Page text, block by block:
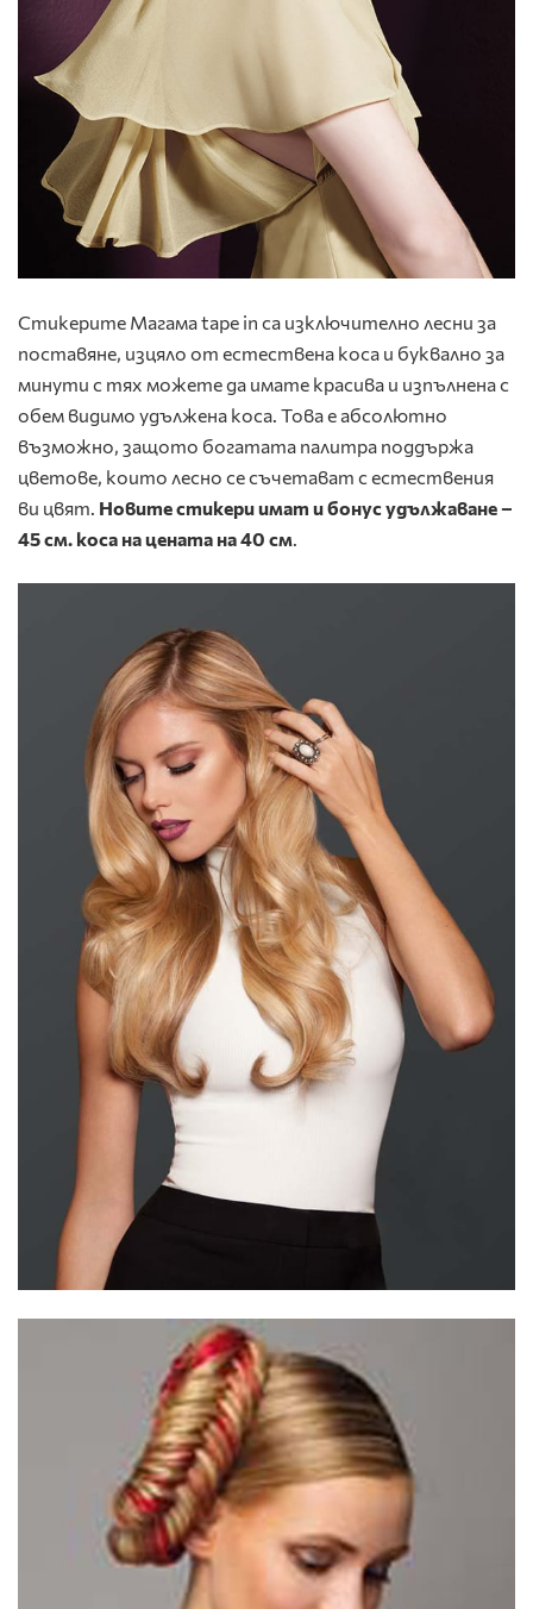
Стикерите Магама tape in са изключително лесни за
поставяне, изцяло от естествена коса и буквално за
минути с тях можете да имате красива и изпълнена с
обем видимо удължена коса. Това е абсолютно
възможно, защото богатата палитра поддържа
цветове, които лесно се съчетават с естествения
ви цвят. Новите стикери имат и бонус удължаване –
45 см. коса на цената на 40 см.